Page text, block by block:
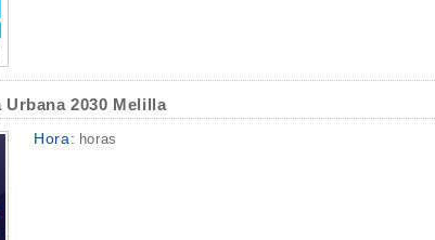
Urbana 2030 Melilla
Hora: horas